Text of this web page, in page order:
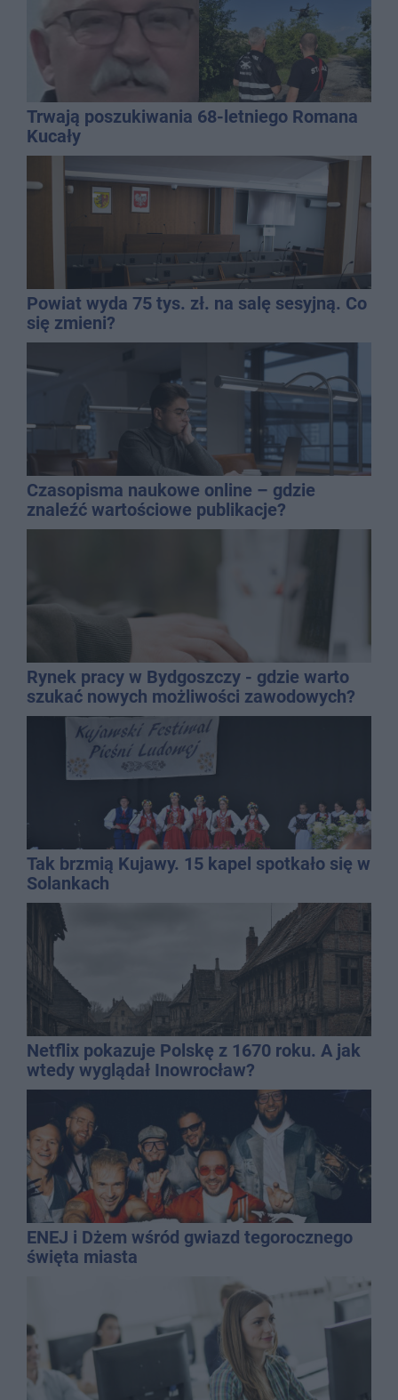
Trwają poszukiwania 68-letniego Romana
Kucały
Powiat wyda 75 tys. zł. na salę sesyjną. Co
się zmieni?
Czasopisma naukowe online – gdzie
znaleźć wartościowe publikacje?
Rynek pracy w Bydgoszczy - gdzie warto
szukać nowych możliwości zawodowych?
Tak brzmią Kujawy. 15 kapel spotkało się w
Solankach
Netflix pokazuje Polskę z 1670 roku. A jak
wtedy wyglądał Inowrocław?
ENEJ i Dżem wśród gwiazd tegorocznego
święta miasta